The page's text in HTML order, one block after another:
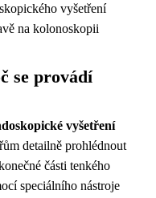
vyšetření
na kolonoskopii
se provádí
vyšetření
detailně prohlédnout
části tenkého
speciálního nástroje